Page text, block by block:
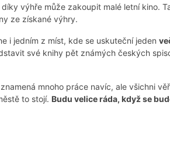
díky výhře může zakoupit malé letní kino.
ze získané výhry.
i jedním z míst, kde se uskuteční jeden
své knihy pět známých českých
mnoho práce navíc, ale všichni
to stojí. Budu velice ráda, když se